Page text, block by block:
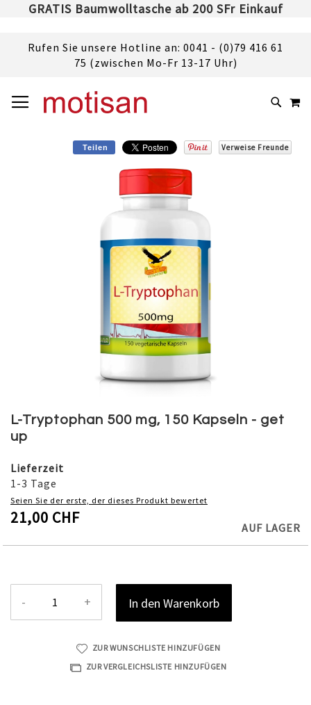
GRATIS Baumwolltasche ab 200 SFr Einkauf
Rufen Sie unsere Hotline an: 0041 - (0)79 416 61
75 (zwischen Mo-Fr 13-17 Uhr)
ZUM
INHALT
SUCHE
Teilen Verweise Freunde
to
the
of
the
images
gallery
L-Tryptophan 500 mg, 150 Kapseln - get
up
Lieferzeit
1-3 Tage
Seien Sie der erste, der dieses Produkt bewertet
21,00 CHF
AUF LAGER
- + In den Warenkorb
ZUR WUNSCHLISTE HINZUFÜGEN
ZUR VERGLEICHSLISTE HINZUFÜGEN